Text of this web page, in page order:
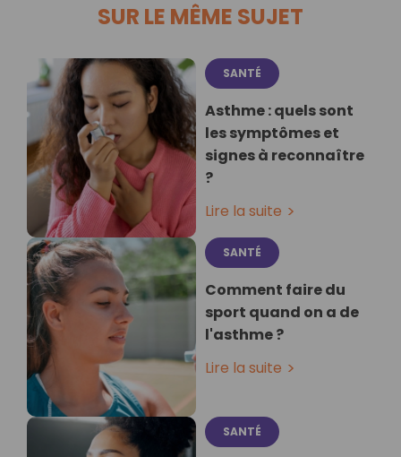
SUR LE MÊME SUJET
SANTÉ
Asthme : quels sont
les symptômes et
signes à reconnaître
?
Lire la suite
SANTÉ
Comment faire du
sport quand on a de
l'asthme ?
Lire la suite
SANTÉ